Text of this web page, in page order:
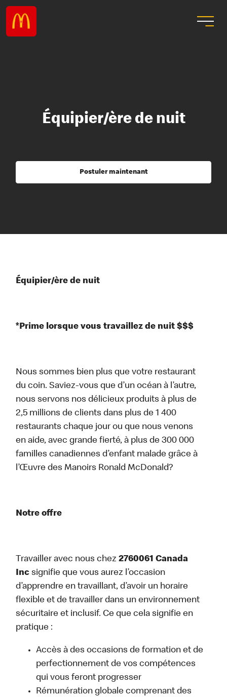
Équipier/ère de nuit
Postuler maintenant
Équipier/ère de nuit
*Prime lorsque vous travaillez de nuit $$$
Nous sommes bien plus que votre restaurant
du coin. Saviez-vous que d’un océan à l’autre,
nous servons nos délicieux produits à plus de
2,5 millions de clients dans plus de 1 400
restaurants chaque jour ou que nous venons
en aide, avec grande fierté, à plus de 300 000
familles canadiennes d’enfant malade grâce à
l’Œuvre des Manoirs Ronald McDonald?
Notre offre
Travailler avec nous chez2760061 Canada
Incsignifie que vous aurez l’occasion
d’apprendre en travaillant, d’avoir un horaire
flexible et de travailler dans un environnement
sécuritaire et inclusif. Ce que cela signifie en
pratique :
Accès à des occasions de formation et de
perfectionnement de vos compétences
qui vous feront progresser
Rémunération globale comprenant des